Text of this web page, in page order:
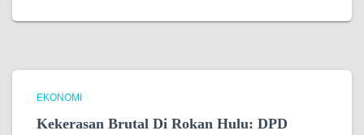
EKONOMI
Kekerasan Brutal Di Rokan Hulu: DPD